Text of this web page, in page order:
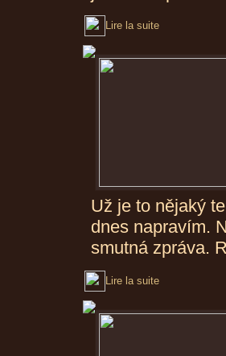
Lire la suite
Už je to nějaký
dnes napravím.
smutná zpráva.
Lire la suite